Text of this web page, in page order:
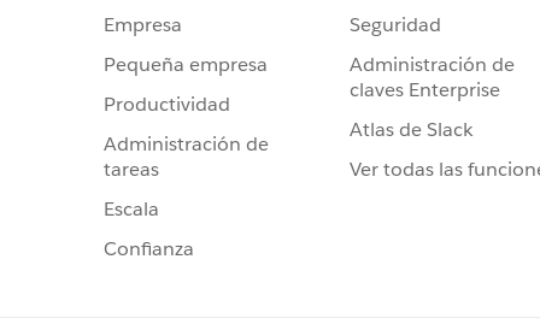
Empresa
Pequeña empresa
Productividad
Administración de
tareas
Escala
Confianza
Seguridad
Administración de
claves Enterprise
Atlas de Slack
Ver todas las